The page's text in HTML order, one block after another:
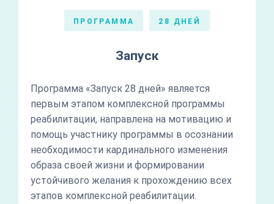
ПРОГРАММА 28 ДНЕЙ
Запуск
Программа «Запуск 28 дней» является
первым этапом комплексной программы
реабилитации, направлена на мотивацию и
помощь участнику программы в осознании
необходимости кардинального изменения
образа своей жизни и формировании
устойчивого желания к прохождению всех
этапов комплексной реабилитации.